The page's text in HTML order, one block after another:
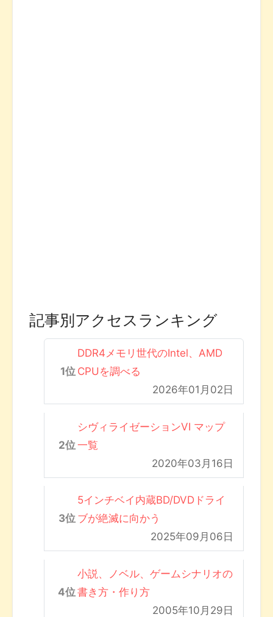
記事別アクセスランキング
DDR4メモリ世代のIntel、AMD
CPUを調べる
2026年01月02日
シヴィライゼーションVI マップ
一覧
2020年03月16日
5インチベイ内蔵BD/DVDドライ
ブが絶滅に向かう
2025年09月06日
小説、ノベル、ゲームシナリオの
書き方・作り方
2005年10月29日